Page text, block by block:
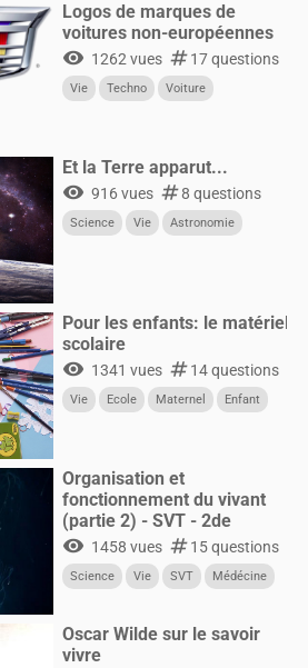
Logos de marques de
voitures non-européennes
visibility 1262 vues numbers17 questions
Vie Techno Voiture
Et la Terre apparut...
visibility 916 vues numbers8 questions
Science Vie Astronomie
Pour les enfants: le matériel
scolaire
visibility 1341 vues numbers14 questions
Vie Ecole Maternel Enfant
Organisation et
fonctionnement du vivant
(partie 2) - SVT - 2de
visibility 1458 vues numbers15 questions
Science Vie SVT Médécine
Oscar Wilde sur le savoir
vivre